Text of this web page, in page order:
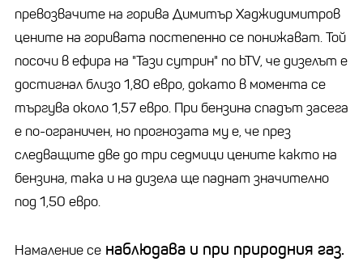
превозвачите на горива Димитър Хаджидимитров
цените на горивата постепенно се понижават. Той
посочи в ефира на "Тази сутрин" по bTV, че дизелът е
достигнал близо 1,80 евро, докато в момента се
търгува около 1,57 евро. При бензина спадът засега
е по-ограничен, но прогнозата му е, че през
следващите две до три седмици цените както на
бензина, така и на дизела ще паднат значително
под 1,50 евро.
Намаление се наблюдава и при природния газ.